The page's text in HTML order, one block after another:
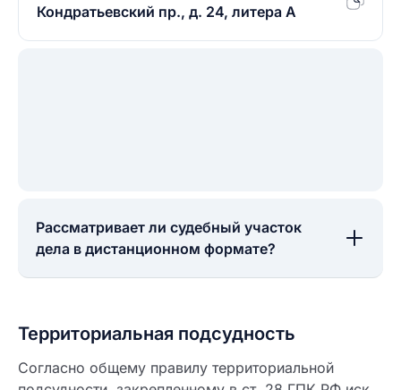
Кондратьевский пр., д. 24, литера А
Рассматривает ли судебный участок
дела в дистанционном формате?
Территориальная подсудность
Согласно общему правилу территориальной